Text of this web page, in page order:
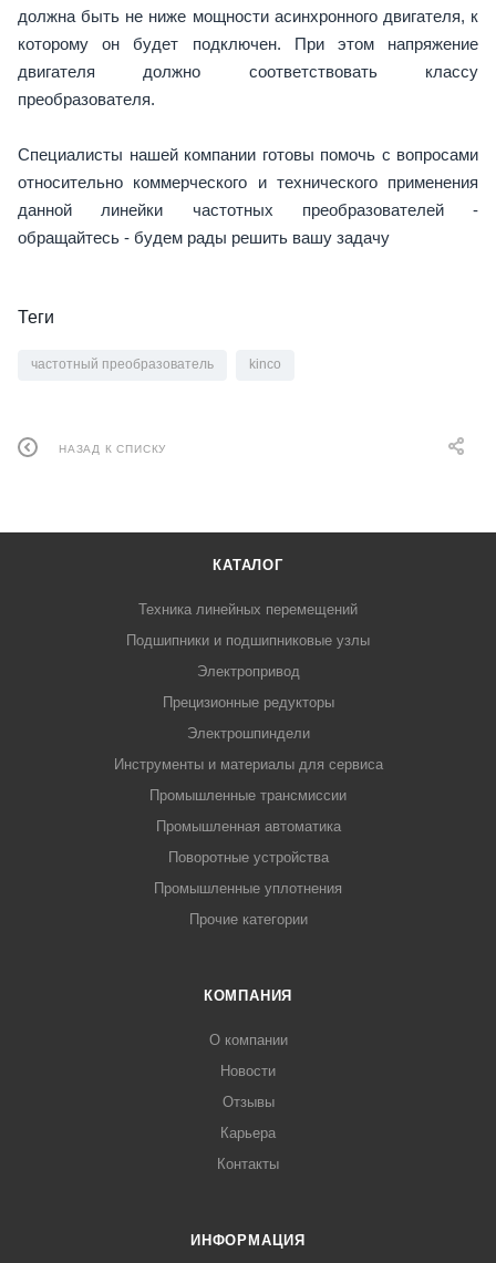
должна быть не ниже мощности асинхронного двигателя, к
которому он будет подключен. При этом напряжение
двигателя должно соответствовать классу
преобразователя.
Специалисты нашей компании готовы помочь с вопросами
относительно коммерческого и технического применения
данной линейки частотных преобразователей -
обращайтесь - будем рады решить вашу задачу
Теги
частотный преобразователь kinco
НАЗАД К СПИСКУ
КАТАЛОГ
Техника линейных перемещений
Подшипники и подшипниковые узлы
Электропривод
Прецизионные редукторы
Электрошпиндели
Инструменты и материалы для сервиса
Промышленные трансмиссии
Промышленная автоматика
Поворотные устройства
Промышленные уплотнения
Прочие категории
КОМПАНИЯ
О компании
Новости
Отзывы
Карьера
Контакты
ИНФОРМАЦИЯ